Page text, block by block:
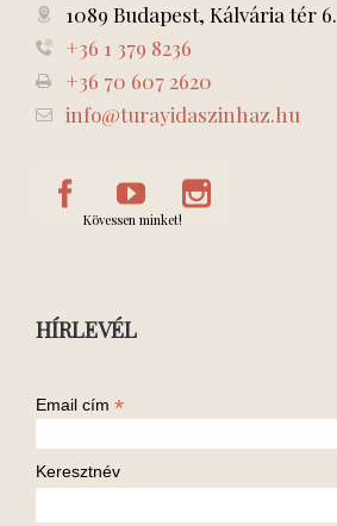
1089 Budapest, Kálvária tér 6.
+36 1 379 8236
+36 70 607 2620
info@turayidaszinhaz.hu
Kövessen minket!
HÍRLEVÉL
Email cím *
Keresztnév